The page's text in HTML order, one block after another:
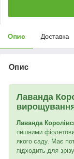
Опис Доставка
Опис
Лаванда
Лаванда
пишними
якого саду. Має
підходить для